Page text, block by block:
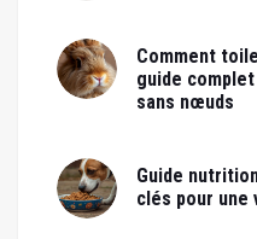
Comment
guide
sans nœuds
Guide
clés pour une